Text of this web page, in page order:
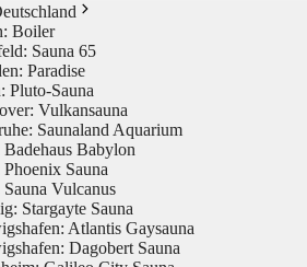
Boiler
Sauna 65
Paradise
Pluto-Sauna
Vulkansauna
Saunaland Aquarium
Babylon
Sauna
Vulcanus
Stargayte Sauna
Atlantis Gaysauna
Dagobert Sauna